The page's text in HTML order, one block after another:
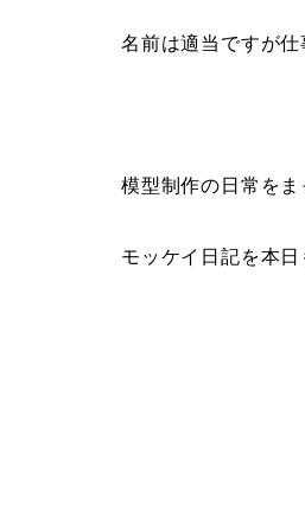
名前は適当ですが仕
模型制作の日常を
モッケイ日記を本